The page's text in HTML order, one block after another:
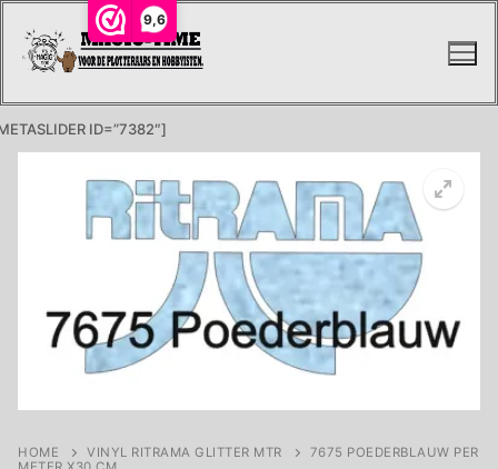
9,6
naar
ID=”7382″]
HOME VINYL RITRAMA GLITTER MTR
7675 POEDERBLAUW PER